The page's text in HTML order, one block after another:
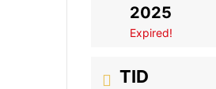
2025
Expired!
TID